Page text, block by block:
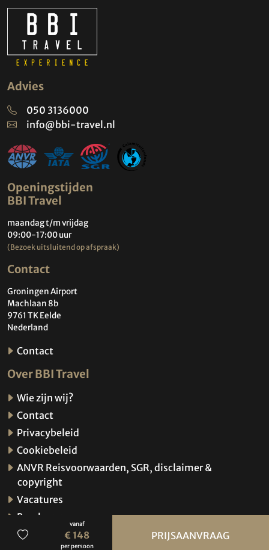
vanaf
€ 148
per persoon
PRIJSAANVRAAG
Advies
050 3136000
info@bbi-travel.nl
Openingstijden
BBI Travel
maandag t/m vrijdag
09:00-17:00 uur
(Bezoek uitsluitend op afspraak)
Contact
Groningen Airport
Machlaan 8b
9761 TK Eelde
Nederland
Contact
Over BBI Travel
Wie zijn wij?
Contact
Privacybeleid
Cookiebeleid
ANVR Reisvoorwaarden, SGR, disclaimer &
copyright
Vacatures
Brochures
Verzekeringen